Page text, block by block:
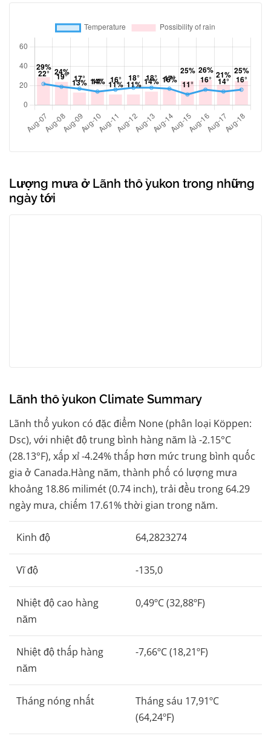
Lượng mưa ở Lãnh thổ yukon trong những
ngày tới
Lãnh thổ yukon Climate Summary
Lãnh thổ yukon có đặc điểm None (phân loại Köppen:
Dsc), với nhiệt độ trung bình hàng năm là -2.15°C
(28.13°F), xấp xỉ -4.24% thấp hơn mức trung bình quốc
gia ở Canada.Hàng năm, thành phố có lượng mưa
khoảng 18.86 milimét (0.74 inch), trải đều trong 64.29
ngày mưa, chiếm 17.61% thời gian trong năm.
Kinh độ 64,2823274
Vĩ độ -135,0
Nhiệt độ cao hàng
năm
0,49ºC (32,88ºF)
Nhiệt độ thấp hàng
năm
-7,66ºC (18,21ºF)
Tháng nóng nhất
Tháng sáu 17,91ºC
(64,24ºF)